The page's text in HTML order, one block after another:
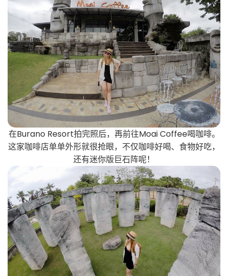
在Burano Resort拍完照后，再前往Moai Coffee喝咖啡。
这家咖啡店单单外形就很抢眼，不仅咖啡好喝、食物好吃，
还有迷你版巨石阵呢！